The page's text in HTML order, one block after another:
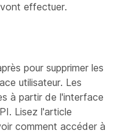
effectuer.
pour supprimer les
utilisateur. Les
à partir de l'interface
Lisez l'article
comment accéder à